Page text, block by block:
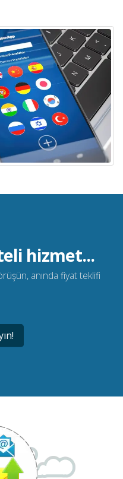
hizmet...
anında fiyat teklifi